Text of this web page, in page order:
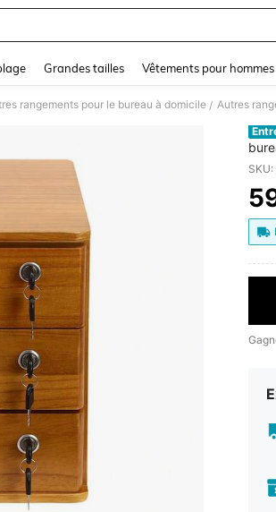
Grandes tailles Vêtements pour hommes
rangements pour le bureau à domicile / Autres